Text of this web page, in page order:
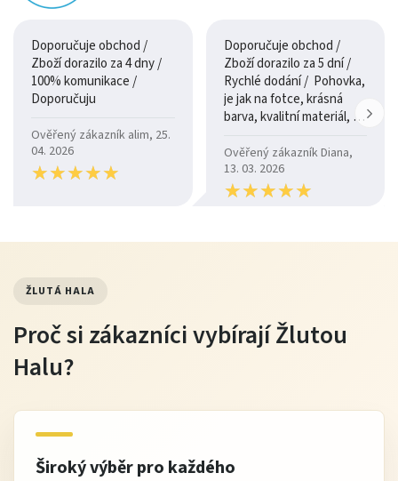
Doporučuje obchod /
Zboží dorazilo za 4 dny /
100% komunikace /
Doporučuju
Ověřený zákazník alim, 25.
04. 2026
★★★★★
★★★★★
Doporučuje obchod /
Zboží dorazilo za 5 dní /
Rychlé dodání / Pohovka,
je jak na fotce, krásná
barva, kvalitní materiál, a
Ověřený zákazník Diana,
13. 03. 2026
★★★★★
★★★★★
ŽLUTÁ HALA
Proč si zákazníci vybírají Žlutou
Halu?
Široký výběr pro každého